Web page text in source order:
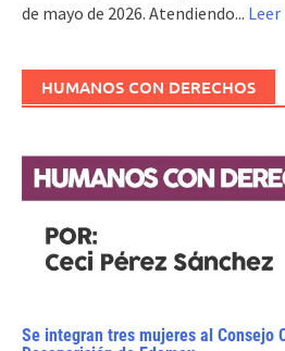
de mayo de 2026. Atendiendo...
HUMANOS CON DERECHOS
Se integran tres mujeres al Consejo